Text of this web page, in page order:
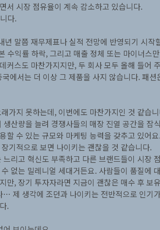
서 시장 점유율이 계속 감소하고 있습니다.
다.
말쯤 재무제표나 실적 전망에 반영되기 시작
수익률 하락, 그리고 매출 정체 또는 마이너스
스도 마찬가지지만, 두 회사 모두 올해 들어
에서는 더 이상 그 제품을 사지 않습니다. 패
가지 못하는데, 이번에도 마찬가지인 것 같습
산량을 늘려 경쟁사들의 매장 진열 공간을 잠
수 있는 규모와 마케팅 능력을 갖추고 있어
기적으로 보면 나이키는 괜찮을 것 같습니다.
리고 혁신도 부족하고 다른 브랜드들이 시장
없는 밀레니얼 세대거든요. 사람들이 품질에
, 장기 투자자라면 지금이 괜찮은 매수 후 보
제 생각에 조던과 나이키는 전반적으로 인기
.